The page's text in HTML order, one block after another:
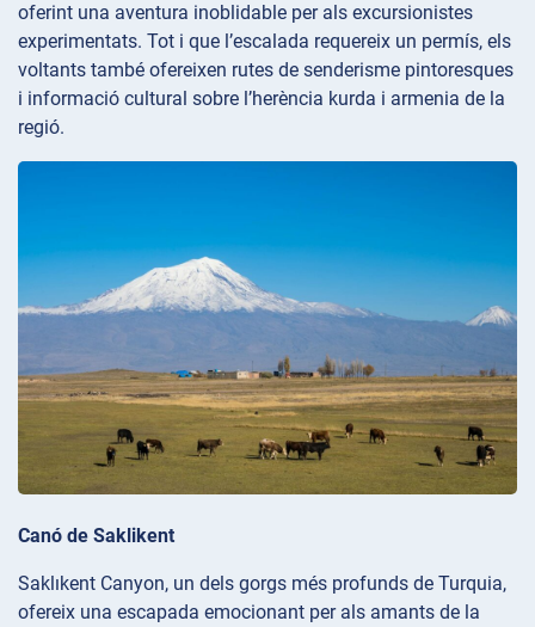
oferint una aventura inoblidable per als excursionistes
experimentats. Tot i que l’escalada requereix un permís, els
voltants també ofereixen rutes de senderisme pintoresques
i informació cultural sobre l’herència kurda i armenia de la
regió.
Canó de Saklikent
Saklıkent Canyon, un dels gorgs més profunds de Turquia,
ofereix una escapada emocionant per als amants de la